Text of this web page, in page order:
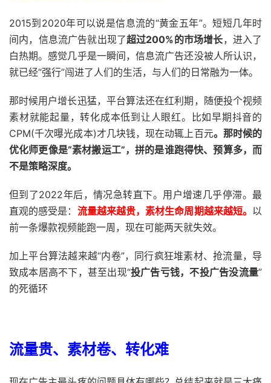
2015到2020年可以说是信息流的“黄金五年”。短短几年时
间内，信息流广告就出现了超过200%的市场增长，进入了
白热期。感觉几乎是一瞬间，信息流广告还没被人所认识，
就已经“强行”闯进了人们的生活，与人们的日常融为一体。
那时候用户增长迅猛，平台算法还在红利期，随便投个视频
素材就能起量，转化成本低到让人眼红。比如早期抖音的
CPM(千次曝光成本)才几块钱，现在动辄上百元。那时候的
优化师更像是“素材搬运工”，拼的是谁跑得快、预算多，而
不是策略深度。
但到了2022年后，情况急转直下。用户增速几乎停滞。最
直观的感受是： 流量越来越贵，素材生命周期越来越短。 以
前一条爆款视频能跑一周，现在可能两天就失效。
加上平台算法越来越“内卷”，同行疯狂堆素材、抢流量，导
致成本居高不下，甚至出现“投广告亏钱，不投广告没流量”
的死循环
流量贵、素材卷、转化难